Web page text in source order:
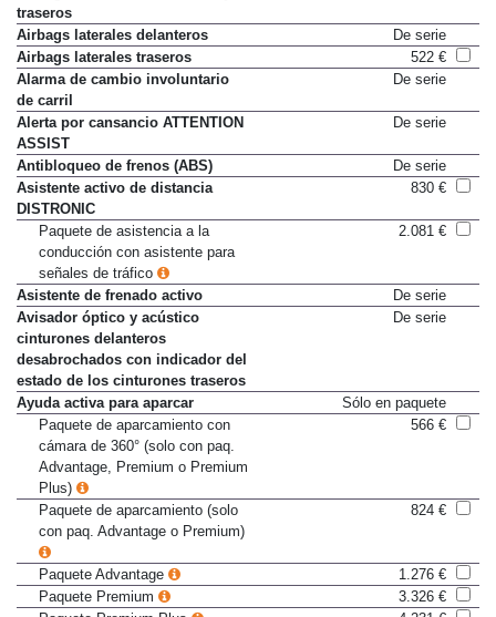
Airbags de cabeza delanteros y
traseros
Airbags laterales delanteros
De serie
Airbags laterales traseros
522 €
Alarma de cambio involuntario
de carril
Alerta por cansancio ATTENTION
ASSIST
Antibloqueo de frenos (ABS)
De serie
Asistente activo de distancia
DISTRONIC
Paquete de asistencia a la
conducción con asistente para
señales de tráfico
Asistente de frenado activo
De serie
Avisador óptico y acústico
cinturones delanteros
desabrochados con indicador del
estado de los cinturones traseros
Ayuda activa para aparcar
Sólo en paquete
Paquete de aparcamiento con
cámara de 360° (solo con paq.
Advantage, Premium o Premium
Plus)
Paquete de aparcamiento (solo
con paq. Advantage o Premium)
Paquete Advantage
1.276 €